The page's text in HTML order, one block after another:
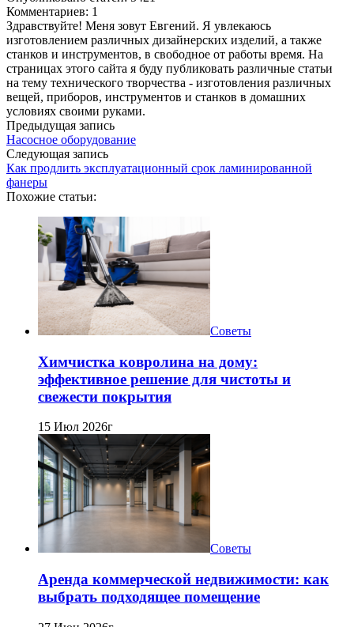
Комментариев: 1
Здравствуйте! Меня зовут Евгений. Я увлекаюсь
изготовлением различных дизайнерских изделий, а также
станков и инструментов, в свободное от работы время. На
страницах этого сайта я буду публиковать различные статьи
на тему технического творчества - изготовления различных
вещей, приборов, инструментов и станков в домашних
условиях своими руками.
Предыдущая запись
Насосное оборудование
Следующая запись
Как продлить эксплуатационный срок ламинированной
фанеры
Похожие статьи:
Советы
Химчистка ковролина на дому:
эффективное решение для чистоты и
свежести покрытия
15 Июл 2026г
Советы
Аренда коммерческой недвижимости: как
выбрать подходящее помещение